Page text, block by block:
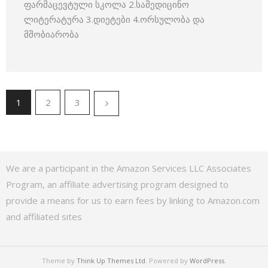
ფარმაცევტული სკოლა 2.სამედიცინო
ლიტერატურა 3.დიეტები 4.ორსულობა და
მშობიარობა
1 2 3
We are a participant in the Amazon Services LLC Associates
Program, an affiliate advertising program designed to
provide a means for us to earn fees by linking to Amazon.com
and affiliated sites
Theme by Think Up Themes Ltd. Powered by WordPress.